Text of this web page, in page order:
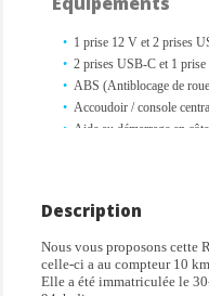
1 prise 12 V et 2 prises
2 prises USB-C et 1 prise
ABS (Antiblocage de
Accoudoir / console
Aide au démarrage en côte
Airbags rideaux
Alerte distance de sécurité
Alerte franchissement de
Description
Nous vous proposons cette
celle-ci a au compteur 10 km.
Elle a été immatriculée le